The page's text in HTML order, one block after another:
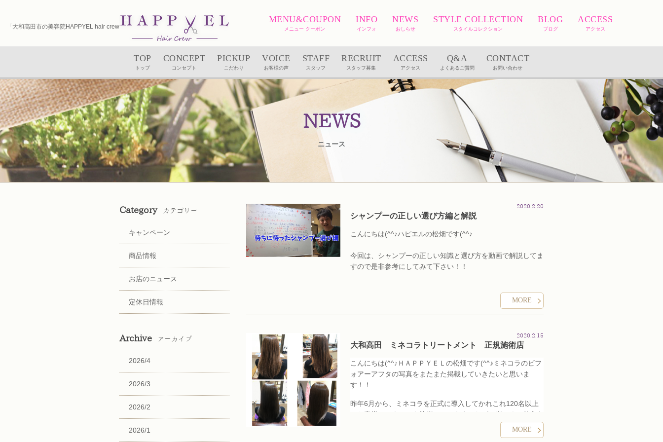
「大和高田市の美容院HAPPYEL hair crew（ハピエル）｜ユルルカヘッドスパ」
MENU&COUPON
メニュー クーポン
INFO
インフォ
NEWS
おしらせ
STYLE COLLECTION
スタイルコレクション
BLOG
ブログ
ACCESS
アクセス
TOP
トップ
CONCEPT
コンセプト
PICKUP
こだわり
VOICE
お客様の声
STAFF
スタッフ
RECRUIT
スタッフ募集
ACCESS
アクセス
Q&A
よくあるご質問
CONTACT
お問い合わせ
NEWS
ニュース
2020.2.20
シャンプーの正しい選び方編と解説
こんにちは(^^♪ハピエルの松畑です(^^♪
今回は、シャンプーの正しい知識と選び方を動画で解説してま
すので是非参考にしてみて下さい！！
力の強さや刺激や界面活性剤の種類を理解することです！！
MORE
2020.2.15
大和高田 ミネコラトリートメント 正規施術店
こんにちは(^^♪ＨＡＰＰＹＥＬの松畑です(^^♪ミネコラのビフ
ォアーアフタの写真をまたまた掲載していきたいと思いま
す！！
昨年6月から、ミネコラを正式に導入してかれこれ120名以上
のお客様にミネコラを施術していきましたが、楽しくて仕方あ
MORE
Category カテゴリー
キャンペーン
商品情報
お店のニュース
定休日情報
Archive アーカイブ
2026/4
2026/3
2026/2
2026/1